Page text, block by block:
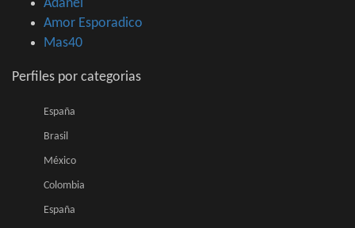
Adanel
Amor Esporadico
Mas40
Perfiles por categorias
España
Brasil
México
Colombia
España